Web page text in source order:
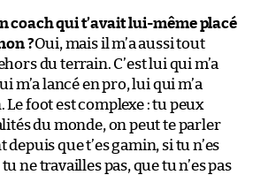
coach qui t’avait lui-même placé
?Oui, mais il m’a aussi tout
du terrain. C’est lui qui m’a
m’a lancé en pro, lui qui m’a
foot est complexe : tu peux
du monde, on peut te parler
que t’es gamin, si tu n’es
ne travailles pas, que tu n’es pas